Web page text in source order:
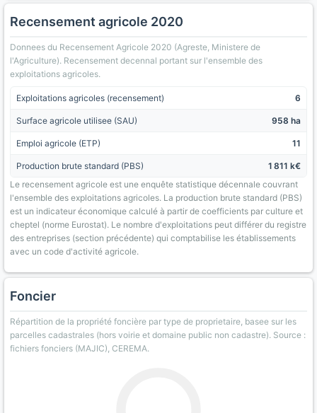
Recensement agricole 2020
Donnees du Recensement Agricole 2020 (Agreste, Ministere de
l'Agriculture). Recensement decennal portant sur l'ensemble des
exploitations agricoles.
Exploitations agricoles (recensement) 6
Surface agricole utilisee (SAU) 958 ha
Emploi agricole (ETP) 11
Production brute standard (PBS)
1 811 k€
Le recensement agricole est une enquête statistique décennale couvrant
l'ensemble des exploitations agricoles. La production brute standard (PBS)
est un indicateur économique calculé à partir de coefficients par culture et
cheptel (norme Eurostat). Le nombre d'exploitations peut différer du registre
des entreprises (section précédente) qui comptabilise les établissements
avec un code d'activité agricole.
Foncier
Répartition de la propriété foncière par type de proprietaire, basee sur les
parcelles cadastrales (hors voirie et domaine public non cadastre). Source :
fichiers fonciers (MAJIC), CEREMA.